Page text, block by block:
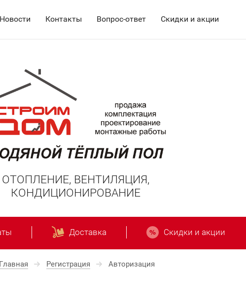
Новости Контакты Вопрос-ответ Скидки и акции
ОТОПЛЕНИЕ, ВЕНТИЛЯЦИЯ,
КОНДИЦИОНИРОВАНИЕ
Доставка Скидки и акции
Главная Регистрация Авторизация